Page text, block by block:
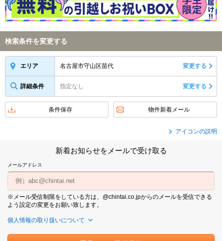
検索条件を変更する
エリア 名古屋市守山区苗代 変更する
詳細条件 指定なし 変更する
条件保存 物件新着メール
アイコンの説明
新着お知らせをメールで受け取る
メールアドレス
※メール受信制限をしている方は、@chintai.co.jpからのメールを受信できる
よう設定の変更をお願い致します。
個人情報の取り扱いについて